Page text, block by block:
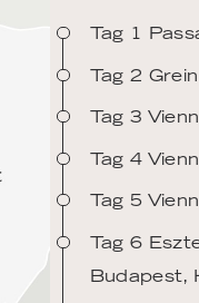
Tag 1
Tag 2
Tag 3
Tag 4
Tag 5
Tag 6
Budapest,